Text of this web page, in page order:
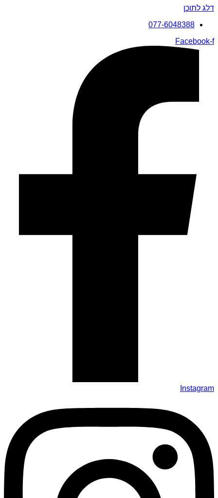
דלג לתוכן
077-6048388
Facebook-f
Instagram